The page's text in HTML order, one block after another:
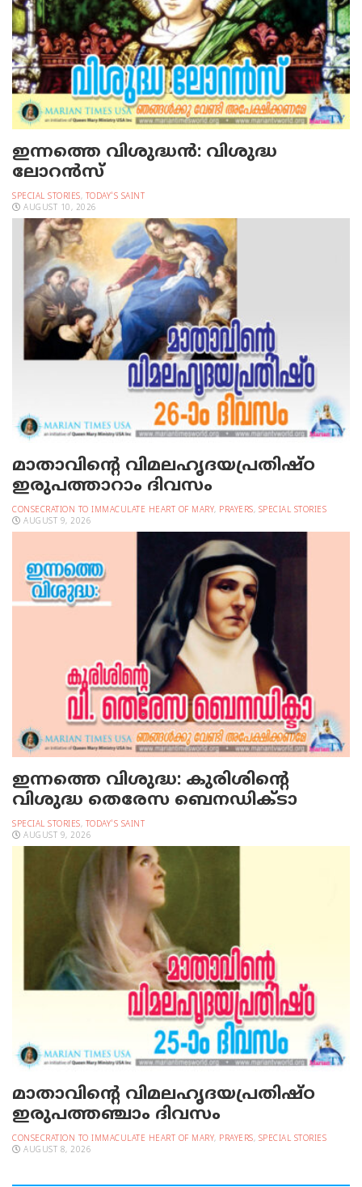
ഇന്നത്തെ വിശുദ്ധന്‍: വിശുദ്ധ
ലോറന്‍സ്‌
SPECIAL STORIES, TODAY'S SAINT
AUGUST 10, 2026
മാതാവിന്റെ വിമലഹൃദയപ്രതിഷ്ഠ
ഇരുപത്താറാം ദിവസം
CONSECRATION TO IMMACULATE HEART OF MARY, PRAYERS, SPECIAL STORIES
AUGUST 9, 2026
ഇന്നത്തെ വിശുദ്ധ: കുരിശിന്റെ
വിശുദ്ധ തെരേസ ബെനഡിക്ടാ
SPECIAL STORIES, TODAY'S SAINT
AUGUST 9, 2026
മാതാവിന്റെ വിമലഹൃദയപ്രതിഷ്ഠ
ഇരുപത്തഞ്ചാം ദിവസം
CONSECRATION TO IMMACULATE HEART OF MARY, PRAYERS, SPECIAL STORIES
AUGUST 8, 2026